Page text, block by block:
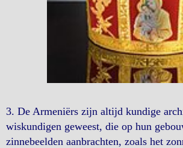
3. De Armeniërs zijn altijd kundige
wiskundigen geweest, die op hun
zinnebeelden aanbrachten, zoals het